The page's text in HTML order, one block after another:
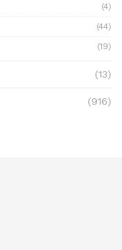
(4)
(44)
(19)
(13)
(916)